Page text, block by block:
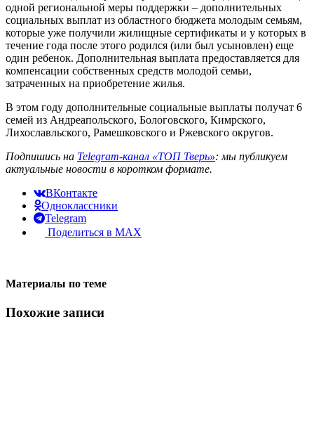
одной региональной меры поддержки – дополнительных
социальных выплат из областного бюджета молодым семьям,
которые уже получили жилищные сертификаты и у которых в
течение года после этого родился (или был усыновлен) еще
один ребенок. Дополнительная выплата предоставляется для
компенсации собственных средств молодой семьи,
затраченных на приобретение жилья.
В этом году дополнительные социальные выплаты получат 6
семей из Андреапольского, Бологовского, Кимрского,
Лихославльского, Рамешковского и Ржевского округов.
Подпишись на Telegram-канал «ТОП Тверь»: мы публикуем
актуальные новости в коротком формате.
ВКонтакте
Одноклассники
Telegram
Поделиться в MAX
Материалы по теме
Похожие записи